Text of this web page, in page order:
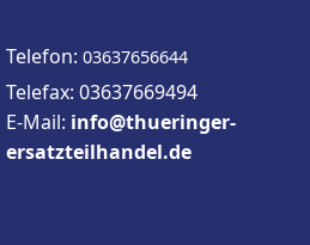
Telefon: 03637656644
Telefax: 03637669494
E-Mail: info@thueringer-
ersatzteilhandel.de